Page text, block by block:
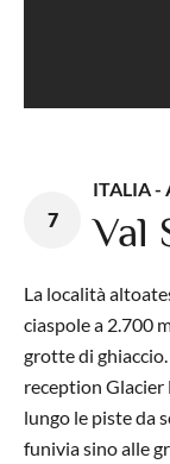
7
ITALIA -
Val
La località
ciaspole a 2.700
grotte di
reception Glacier
lungo le piste da
funivia sino alle